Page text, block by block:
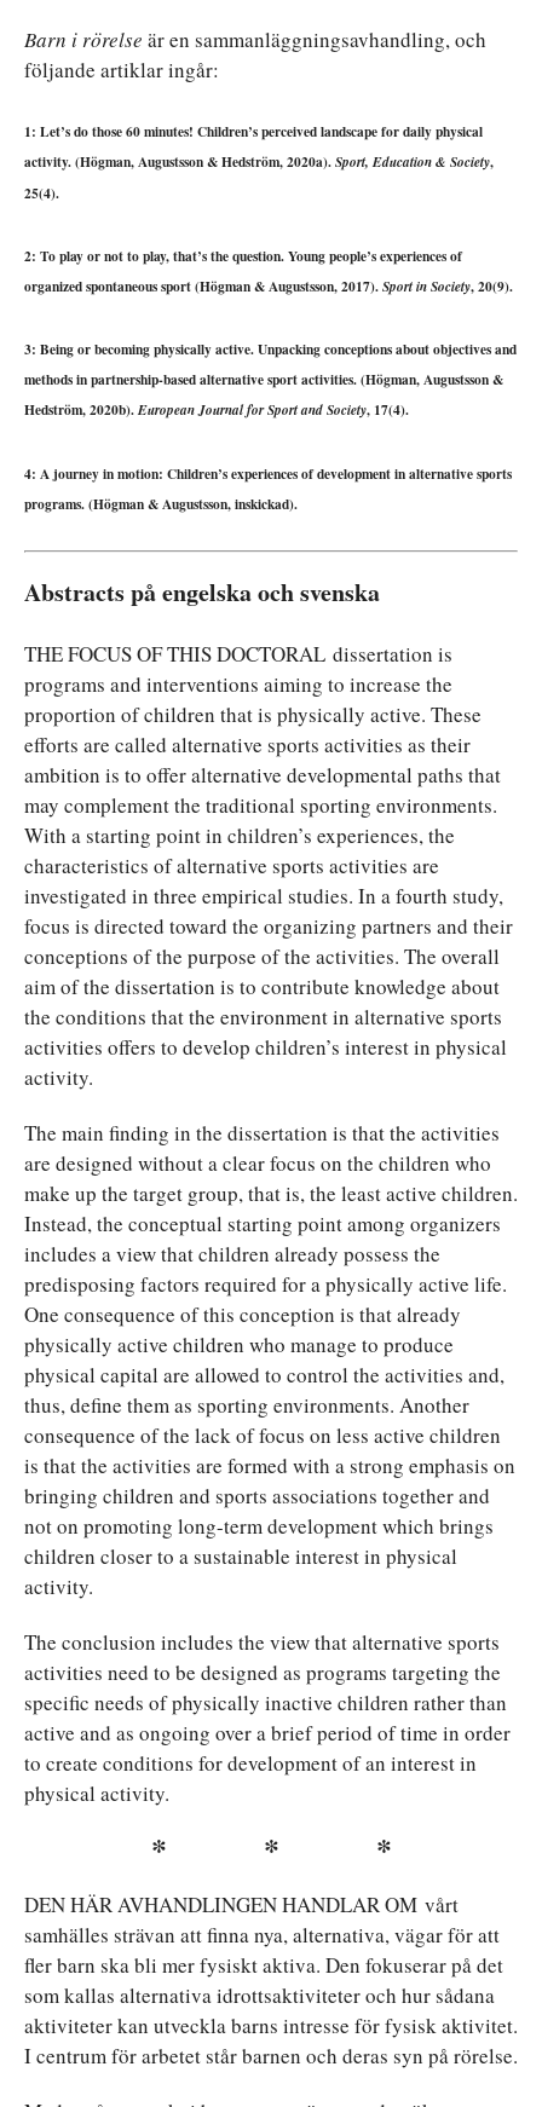
Barn i rörelse är en sammanläggningsavhandling, och
följande artiklar ingår:
1: Let’s do those 60 minutes! Children’s perceived landscape for daily physical
activity. (Högman, Augustsson & Hedström, 2020a).Sport, Education & Society,
25(4).
2: To play or not to play, that’s the question. Young people’s experiences of
organized spontaneous sport (Högman & Augustsson, 2017).Sport in Society, 20(9).
3: Being or becoming physically active. Unpacking conceptions about objectives and
methods in partnership-based alternative sport activities. (Högman, Augustsson &
Hedström, 2020b).European Journal for Sport and Society, 17(4).
4: A journey in motion: Children’s experiences of development in alternative sports
programs. (Högman & Augustsson, inskickad).
Abstracts på engelska och svenska
THE FOCUS OF THIS DOCTORAL dissertation is
programs and interventions aiming to increase the
proportion of children that is physically active. These
efforts are called alternative sports activities as their
ambition is to offer alternative developmental paths that
may complement the traditional sporting environments.
With a starting point in children’s experiences, the
characteristics of alternative sports activities are
investigated in three empirical studies. In a fourth study,
focus is directed toward the organizing partners and their
conceptions of the purpose of the activities. The overall
aim of the dissertation is to contribute knowledge about
the conditions that the environment in alternative sports
activities offers to develop children’s interest in physical
activity.
The main finding in the dissertation is that the activities
are designed without a clear focus on the children who
make up the target group, that is, the least active children.
Instead, the conceptual starting point among organizers
includes a view that children already possess the
predisposing factors required for a physically active life.
One consequence of this conception is that already
physically active children who manage to produce
physical capital are allowed to control the activities and,
thus, define them as sporting environments. Another
consequence of the lack of focus on less active children
is that the activities are formed with a strong emphasis on
bringing children and sports associations together and
not on promoting long-term development which brings
children closer to a sustainable interest in physical
activity.
The conclusion includes the view that alternative sports
activities need to be designed as programs targeting the
specific needs of physically inactive children rather than
active and as ongoing over a brief period of time in order
to create conditions for development of an interest in
physical activity.
* * *
DEN HÄR AVHANDLINGEN HANDLAR OM vårt
samhälles strävan att finna nya, alternativa, vägar för att
fler barn ska bli mer fysiskt aktiva. Den fokuserar på det
som kallas alternativa idrottsaktiviteter och hur sådana
aktiviteter kan utveckla barns intresse för fysisk aktivitet.
I centrum för arbetet står barnen och deras syn på rörelse.